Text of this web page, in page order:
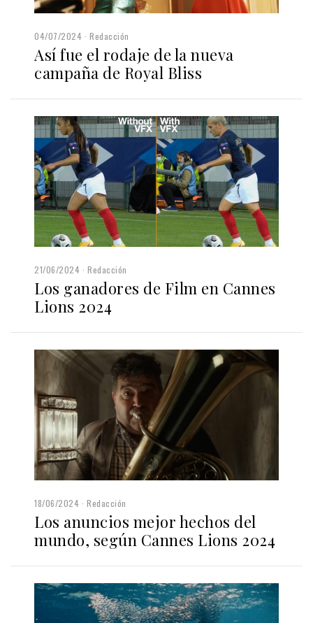
04/07/2024 Redacción
Así fue el rodaje de la nueva
campaña de Royal Bliss
21/06/2024 Redacción
Los ganadores de Film en Cannes
Lions 2024
18/06/2024 Redacción
Los anuncios mejor hechos del
mundo, según Cannes Lions 2024